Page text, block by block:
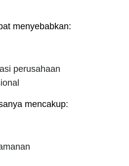
menyebabkan:
perusahaan
mencakup: